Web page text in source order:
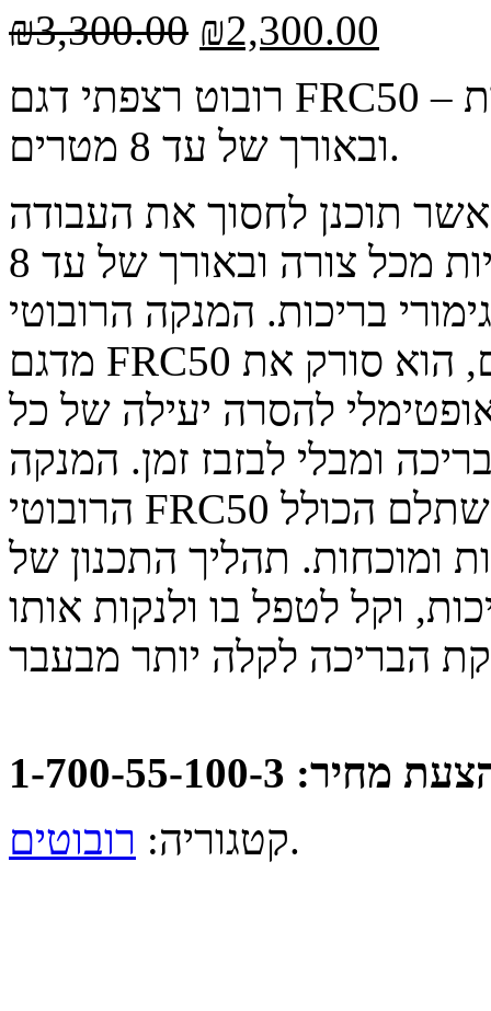
₪3,300.00 ₪2,300.00
רובוט רצפתי דגם FRC50 – מתאים לכל סוגי הבריכות הביתיות
ובאורך של עד 8 מטרים.
תוכנן לחסוך את העבודה
המייגעת שכרוכה בניקוי בריכות ביתיות מכל צורה ובאורך של עד 8
בריכות. המנקה הרובוטי
מדגם FRC50 מנווט באמצעות אלגוריתם חכם, הוא סורק את
להסרה יעילה של כל
ומבלי לבזבז זמן. המנקה
הרובוטי FRC50 מציע לבעלי בריכות ביתיות פתרון משתלם הכולל
ומוכחות. תהליך התכנון של
וקל לטפל בו ולנקות אותו
הבריכה לקלה יותר מבעבר
1-700-55-100-3
קטגוריה: רובוטים .